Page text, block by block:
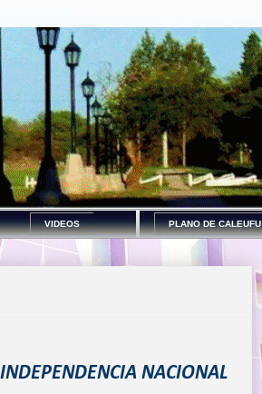
VIDEOS PLANO DE CALEUFU
NACIONAL